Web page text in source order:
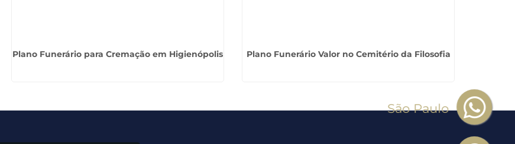
Plano Funerário para Cremação em Higienópolis Plano Funerário Valor no Cemitério da Filosofia